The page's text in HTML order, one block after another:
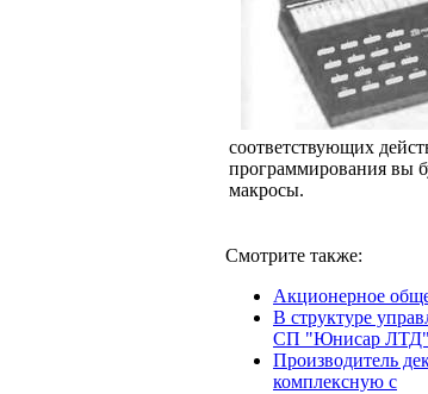
соответствующих
программирования вы
макросы.
Смотрите также:
Акционерное
В структуре
СП "Юнисар ЛТД"
Производитель
комплексную с